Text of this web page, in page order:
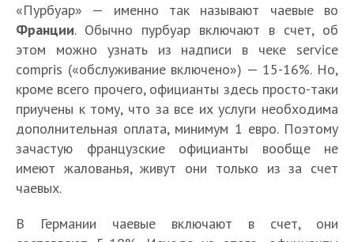
«Пурбуар» — именно так называют чаевые во
Франции. Обычно пурбуар включают в счет, об
этом можно узнать из надписи в чеке service
compris («обслуживание включено») — 15-16%. Но,
кроме всего прочего, официанты здесь просто-таки
приучены к тому, что за все их услуги необходима
дополнительная оплата, минимум 1 евро. Поэтому
зачастую французские официанты вообще не
имеют жалованья, живут они только из за счет
чаевых.
В Германии чаевые включают в счет, они